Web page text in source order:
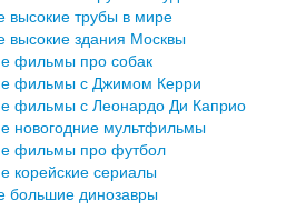
трубы в мире
здания Москвы
фильмы про собак
фильмы с Джимом Керри
фильмы с Леонардо Ди Каприо
новогодние мультфильмы
фильмы про футбол
корейские сериалы
большие динозавры